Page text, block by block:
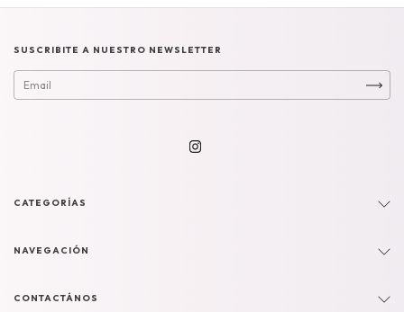
SUSCRIBITE A NUESTRO NEWSLETTER
CATEGORÍAS
NAVEGACIÓN
CONTACTÁNOS